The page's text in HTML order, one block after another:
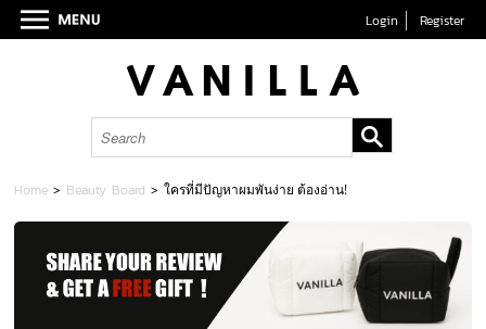
Login Register
Home > Beauty Board >ใครที่มีปัญหาผมพันง่าย ต้องอ่าน!